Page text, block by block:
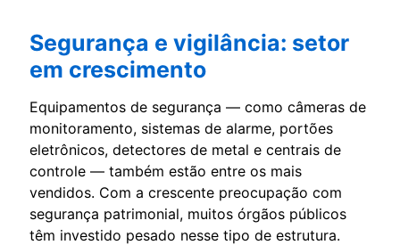
Segurança e vigilância: setor
em crescimento
Equipamentos de segurança — como câmeras de
monitoramento, sistemas de alarme, portões
eletrônicos, detectores de metal e centrais de
controle — também estão entre os mais
vendidos. Com a crescente preocupação com
segurança patrimonial, muitos órgãos públicos
têm investido pesado nesse tipo de estrutura.